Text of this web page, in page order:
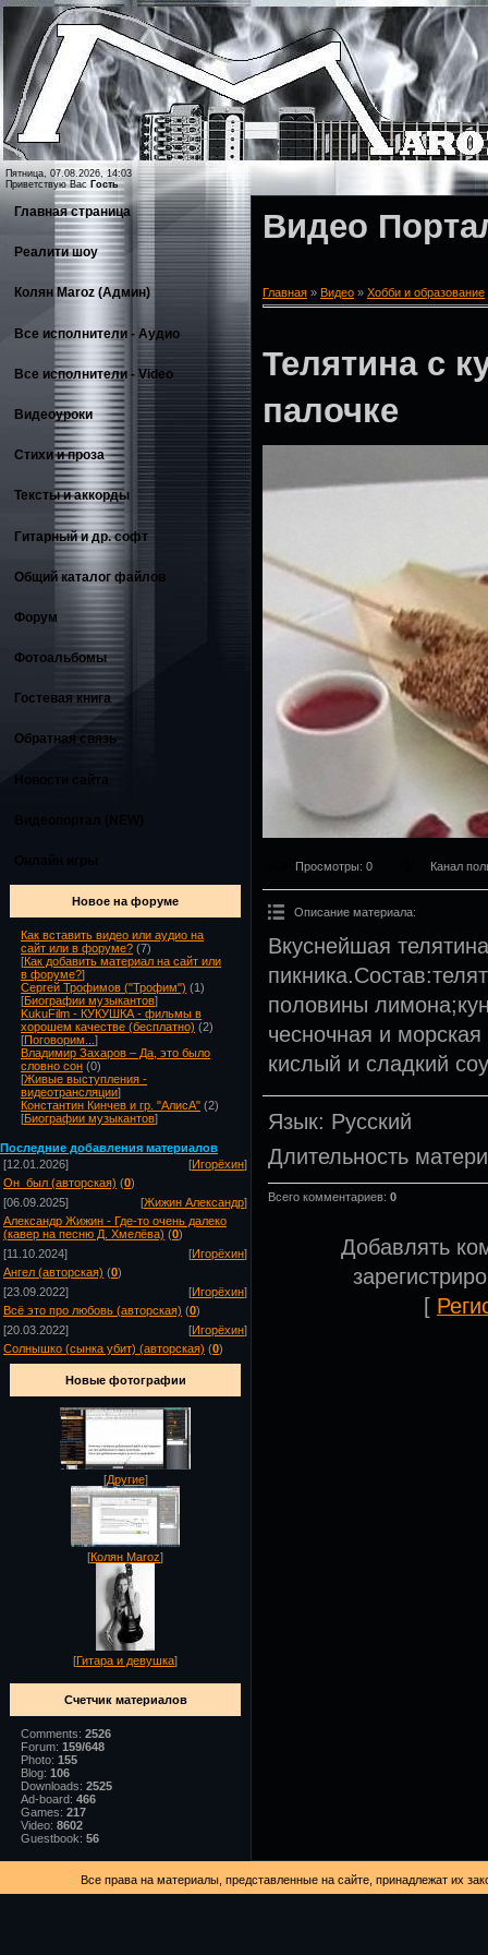
Пятница, 07.08.2026, 14:03
Приветствую Вас Гость
Главная страница
Реалити шоу
Колян Maroz (Админ)
Все исполнители - Аудио
Все исполнители - Video
Видеоуроки
Стихи и проза
Тексты и аккорды
Гитарный и др. софт
Общий каталог файлов
Форум
Фотоальбомы
Гостевая книга
Обратная связь
Новости сайта
Новое на форуме
Как вставить видео или аудио на
сайт или в форуме? (7)
[Как добавить материал на сайт или
в форуме?]
Сергей Трофимов ("Трофим") (1)
[Биографии музыкантов]
KukuFilm - КУКУШКА - фильмы в
хорошем качестве (бесплатно) (2)
[Поговорим... ]
Владимир Захаров – Да, это было
словно сон (0)
[Живые выступления -
видеотрансляции]
Константин Кинчев и гр. "АлисА" (2)
[Биографии музыкантов]
Последние добавления материалов
[12.01.2026]
[Игорёхин]
Он_был (авторская) (0)
[06.09.2025]
[Жижин Александр]
Александр Жижин - Где-то очень далеко
(кавер на песню Д. Хмелёва) (0)
[11.10.2024]
[Игорёхин]
Ангел (авторская) (0)
[23.09.2022]
[Игорёхин]
Всё это про любовь (авторская) (0)
[20.03.2022]
[Игорёхин]
Солнышко (сынка убит) (авторская) (0)
Новые фотографии
[Другие]
[Колян Maroz]
[Гитара и девушка]
Счетчик материалов
Comments: 2526
Forum: 159/648
Photo: 155
Blog: 106
Downloads: 2525
Ad-board: 466
Games: 217
Video: 8602
Guestbook: 56
Видео
Главная » Видео » Хобби и образование
Телятина с
палочке
Просмотры: 0 Канал
Описание материала:
Вкуснейшая
половины
чесночная и
кислый и сладкий
Язык: Русский
Длительность
Всего комментариев: 0
Добавлять
[
Все права на материалы, представленные на сайте, принадлежат их